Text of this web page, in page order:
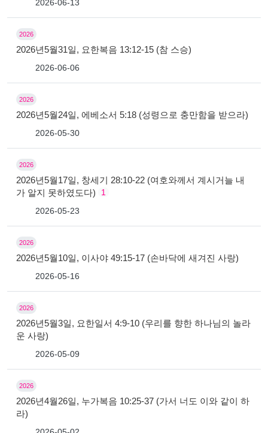
2026-06-13
2026
2026년5월31일, 요한복음 13:12-15 (참 스승)
2026-06-06
2026
2026년5월24일, 에베소서 5:18 (성령으로 충만함을 받으라)
2026-05-30
2026
2026년5월17일, 창세기 28:10-22 (여호와께서 계시거늘 내
가 알지 못하였도다)
1
2026-05-23
2026
2026년5월10일, 이사야 49:15-17 (손바닥에 새겨진 사랑)
2026-05-16
2026
2026년5월3일, 요한일서 4:9-10 (우리를 향한 하나님의 놀라
운 사랑)
2026-05-09
2026
2026년4월26일, 누가복음 10:25-37 (가서 너도 이와 같이 하
라)